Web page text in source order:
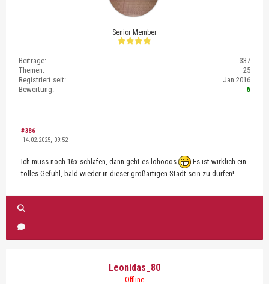
Senior Member
Beiträge:
337
Themen:
25
Registriert seit:
Jan 2016
Bewertung:
6
#386
14.02.2025, 09:52
Ich muss noch 16x schlafen, dann geht es lohooos
Es ist wirklich ein
tolles Gefühl, bald wieder in dieser großartigen Stadt sein zu dürfen!
Leonidas_80
Offline